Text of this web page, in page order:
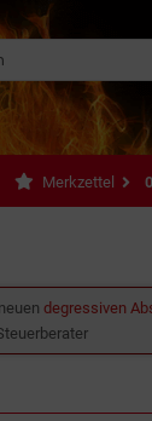
Merkzettel 0
degressiven